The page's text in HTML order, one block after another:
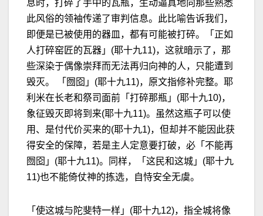
息时，打碎了手中的瓦瓶，生动逼真地向那些熟悉
此风俗的领袖传递了审判信息。此比喻告诉我们，
即便是已被使用的器皿，都有可能被打碎。「正如
人打碎窑匠的瓦器」(耶十九11)，这就暗示了，那
些深染于偶像崇拜而无法再归向神的人，只能遭到
毁灭。 「囫囵」(耶十九11)，原文指修补完整。耶
利米在长老和祭司面前「打碎那瓶」(耶十九10)，
象征毁灭即将到来(耶十九11)。虽然这瓶子可以使
用、是付代价买来的(耶十九1)，但却并不能因此获
得安全的保障，若是主人定意要打破，必「不能再
囫囵」(耶十九11)。同样，「这民和这城」(耶十九
11)也不能倚仗神的拣选，自恃安全无虞。
「使这城与陀斐特一样」(耶十九12)，指全城将像